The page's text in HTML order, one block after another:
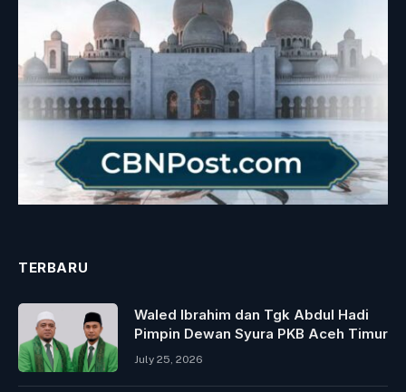
TERBARU
Waled Ibrahim dan Tgk Abdul Hadi
Pimpin Dewan Syura PKB Aceh Timur
July 25, 2026